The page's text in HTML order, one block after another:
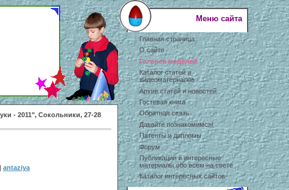
- 2011", Сокольники, 27-28
antaziya
Меню сайта
Главная страница
О сайте
Галерея моделей
Каталог статей и
видеоматериалов
Архив статей и новостей
Гостевая книга
Обратная связь
Давайте познакомимся!
Патенты и дипломы
Форум
Публикации и интересные
материалы обо всем на свете
Каталог интересных сайтов